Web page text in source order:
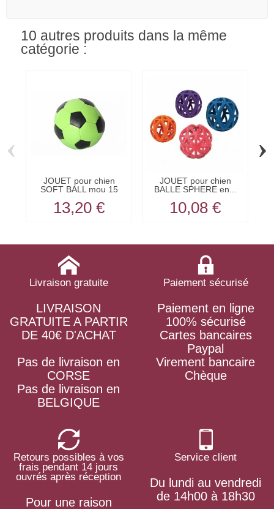
10 autres produits dans la même
catégorie :
JOUET pour chien
SOFT BALL mou 15
13,20 €
JOUET pour chien
BALLE SPHERE en...
10,08 €
‹ ›
Livraison gratuite
LIVRAISON
GRATUITE A PARTIR
DE 40€ D'ACHAT
Pas de livraison en
CORSE
Pas de livraison en
BELGIQUE
Paiement sécurisé
Paiement en ligne
100% sécurisé
Cartes bancaires
Paypal
Virement bancaire
Chèque
Retours possibles à vos
frais pendant 14 jours
ouvrés après réception
Pour une raison
Service client
Du lundi au vendredi
de 14h00 à 18h30